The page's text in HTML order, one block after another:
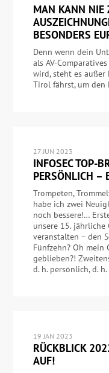
MAN KANN NIE
BESONDERS
Denn wenn dein
als AV-
wird, steht es außer
Tirol fährst, um den
27 JUN 2023
INFOSEC TOP-
PERSÖNLICH –
Trompeten,
habe ich zwei
noch bessere!…
unsere 15. jährliche
veranstalten – den
Fünfzehn? Oh
geblieben?!
d. h. persönlich, d.
19 JAN 2023
RÜCKBLICK
AUF!